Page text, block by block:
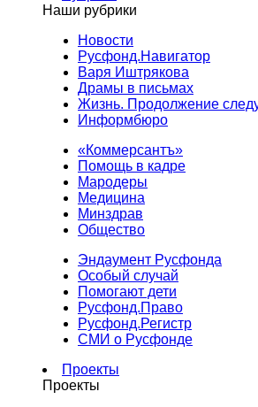
Наши рубрики
Новости
Русфонд.Навигатор
Варя Иштрякова
Драмы в письмах
Жизнь. Продолжение
Информбюро
«Коммерсантъ»
Помощь в кадре
Мародеры
Медицина
Минздрав
Общество
Эндаумент Русфонда
Особый случай
Помогают дети
Русфонд.Право
Русфонд.Регистр
СМИ о Русфонде
Проекты
Проекты